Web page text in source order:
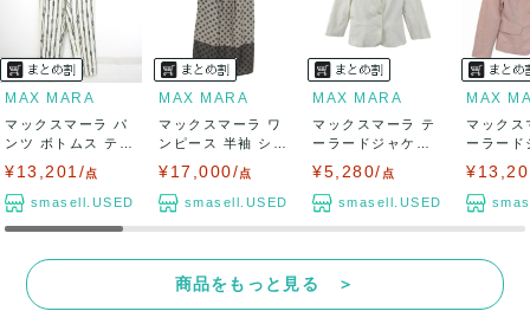
MAX MARA
マックスマーラ パ
ンツ ボトムス テー
¥13,201/点
smasell.USED
MAX MARA
マックスマーラ ワ
ンピース 半袖 シル
¥17,000/点
smasell.USED
MAX MARA
マックスマーラ テ
ーラードジャケッ
¥5,280/ 点
smasell.USED
MAX
マックス
ーラード
商品をもっと見る ＞